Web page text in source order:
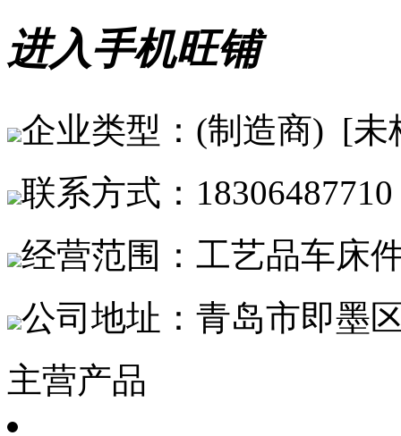
进入手机旺铺
企业类型：(制造商) [未
联系方式：18306487710
经营范围：工艺品车床
公司地址：青岛市即墨
主营产品